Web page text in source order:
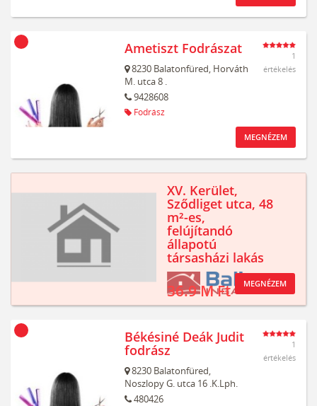
Ametiszt Fodrászat
8230 Balatonfüred, Horváth
M. utca 8 .
9428608
Fodrász
1
értékelés
MEGNÉZEM
XV. Kerület,
Sződliget utca, 48
m²-es,
felújítandó
állapotú
társasházi lakás
36.9 M Ft MEGNÉZEM
Békésiné Deák Judit
fodrász
8230 Balatonfüred,
Noszlopy G. utca 16 .K.Lph.
480426
1
értékelés